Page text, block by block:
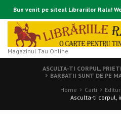
Bun venit pe siteul Librariilor Ralu!
Magazinul Tau Online
ASCULTA-TI CORPUL,
BARBATII SUNT DE PE
Home
Carti Edituri
Asculta-ti corpul,